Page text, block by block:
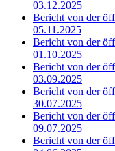
03.12.2025
Bericht von der
05.11.2025
Bericht von der
01.10.2025
Bericht von der
03.09.2025
Bericht von der
30.07.2025
Bericht von der
09.07.2025
Bericht von der